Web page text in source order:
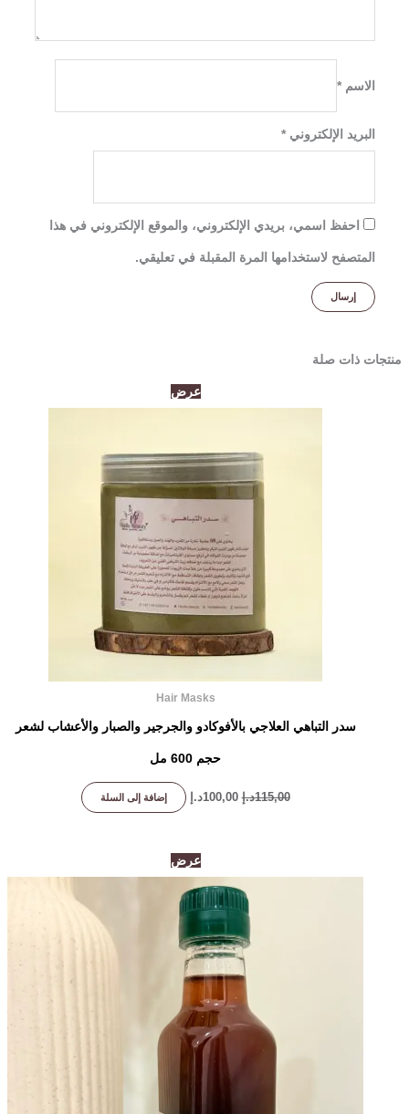
الاسم*
البريد الإلكتروني*
احفظ اسمي، بريدي الإلكتروني، والموقع الإلكتروني في هذا
المتصفح لاستخدامها المرة المقبلة في تعليقي.
منتجات ذات صلة
عرض
Hair Masks
سدر التباهي العلاجي بالأفوكادو والجرجير والصبار والأعشاب لشعر
حجم 600 مل
115,00د.إ
هو:
100,00د.إ
السعر
الحالي
هو:
إضافة إلى السلة
عرض
هو:
275,00د.إ.
السعر
الحالي
هو:
195,00د.إ.